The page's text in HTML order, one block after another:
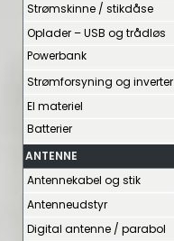
Strømskinne / stikdåse
Oplader – USB og trådløs
Powerbank
Strømforsyning og inverter
El materiel
Batterier
ANTENNE
Antennekabel og stik
Antenneudstyr
Digital antenne / parabol